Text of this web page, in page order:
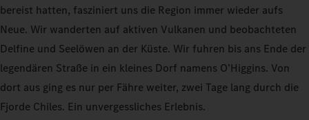
bereist hatten, fasziniert uns die Region immer wieder aufs
Neue. Wir wanderten auf aktiven Vulkanen und beobachteten
Delfine und Seelöwen an der Küste. Wir fuhren bis ans Ende der
legendären Straße in ein kleines Dorf namens O’Higgins. Von
dort aus ging es nur per Fähre weiter, zwei Tage lang durch die
Fjorde Chiles. Ein unvergessliches Erlebnis.